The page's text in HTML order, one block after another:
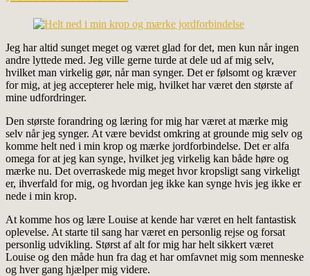
Jeg har altid sunget meget og været glad for det, men kun når ingen
andre lyttede med. Jeg ville gerne turde at dele ud af mig selv,
hvilket man virkelig gør, når man synger. Det er følsomt og kræver
for mig, at jeg accepterer hele mig, hvilket har været den største af
mine udfordringer.
Den største forandring og læring for mig har været at mærke mig
selv når jeg synger. At være bevidst omkring at grounde mig selv og
komme helt ned i min krop og mærke jordforbindelse. Det er alfa
omega for at jeg kan synge, hvilket jeg virkelig kan både høre og
mærke nu. Det overraskede mig meget hvor kropsligt sang virkeligt
er, ihverfald for mig, og hvordan jeg ikke kan synge hvis jeg ikke er
nede i min krop.
At komme hos og lære Louise at kende har været en helt fantastisk
oplevelse. At starte til sang har været en personlig rejse og forsat
personlig udvikling. Størst af alt for mig har helt sikkert været
Louise og den måde hun fra dag et har omfavnet mig som menneske
og hver gang hjælper mig videre.